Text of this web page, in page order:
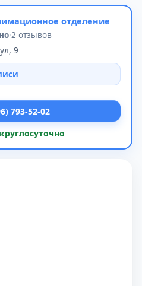
отделение
·2 отзывов
9
793-52-02